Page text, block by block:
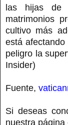
las hijas de
matrimonios
cultivo más
está
peligro la
Insider)
Fuente,
Si deseas
nuestra página